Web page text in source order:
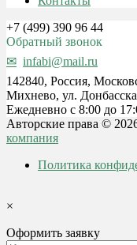
+7 (499) 390 96 44
Обратный звонок
infabi@mail.ru
142840, Россия,
Михнево, ул.
Ежедневно с 8:00 до
Авторские права ©
компания
Политика
×
Оформить заявку